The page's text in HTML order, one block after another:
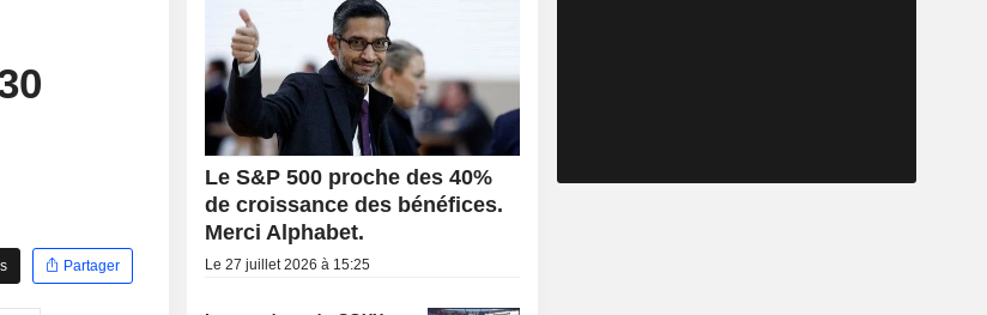
Partager
Le S&P 500 proche des 40%
de croissance des bénéfices.
Merci Alphabet.
Le 27 juillet 2026 à 15:25